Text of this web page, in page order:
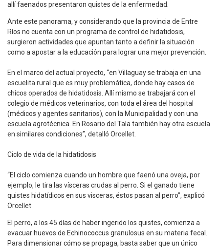
allí faenados presentaron quistes de la enfermedad.
Ante este panorama, y considerando que la provincia de Entre
Ríos no cuenta con un programa de control de hidatidosis,
surgieron actividades que apuntan tanto a definir la situación
como a apostar a la educación para lograr una mejor prevención.
En el marco del actual proyecto, “en Villaguay se trabaja en una
escuelita rural que es muy problemática, donde hay casos de
chicos operados de hidatidosis. Allí mismo se trabajará con el
colegio de médicos veterinarios, con toda el área del hospital
(médicos y agentes sanitarios), con la Municipalidad y con una
escuela agrotécnica. En Rosario del Tala también hay otra escuela
en similares condiciones”, detalló Orcellet.
Ciclo de vida de la hidatidosis
“El ciclo comienza cuando un hombre que faenó una oveja, por
ejemplo, le tira las vísceras crudas al perro. Si el ganado tiene
quistes hidatídicos en sus visceras, éstos pasan al perro”, explicó
Orcellet
El perro, a los 45 días de haber ingerido los quistes, comienza a
evacuar huevos de Echinococcus granulosus en su materia fecal.
Para dimensionar cómo se propaga, basta saber que un único